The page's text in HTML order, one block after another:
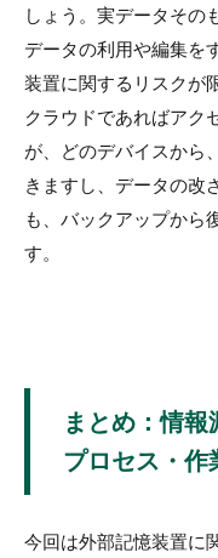
しょう。実データその
データの利用や編集を
装置に関するリスクが
クラウドであればアク
が、どのデバイスから
きますし、データの改
も、バックアップから
す。
まとめ：情
プロセス・作
今回は外部記憶装置に